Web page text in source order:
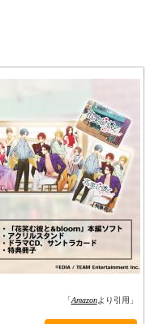
「Amazonより引用」